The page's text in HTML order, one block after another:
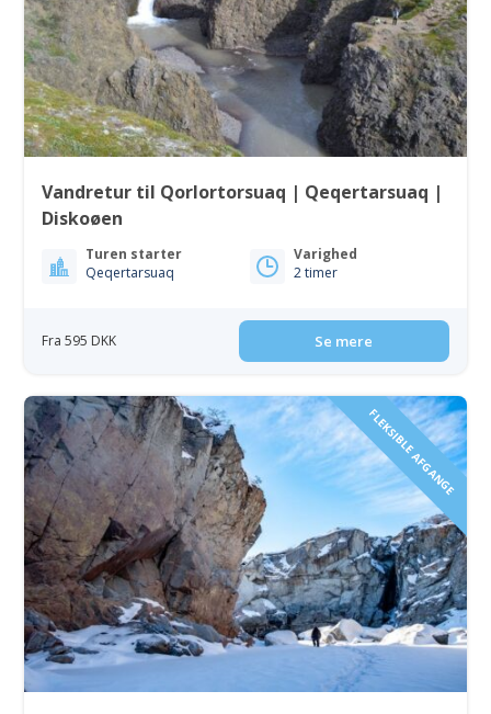
Vandretur til Qorlortorsuaq | Qeqertarsuaq |
Diskoøen
Turen starter
Qeqertarsuaq
Varighed
2 timer
Fra 595 DKK Se mere
FLEKSIBLE AFGANGE